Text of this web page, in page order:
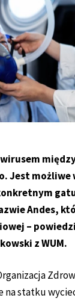
Jest możliwe
Andes,
–
z WUM.
na statku